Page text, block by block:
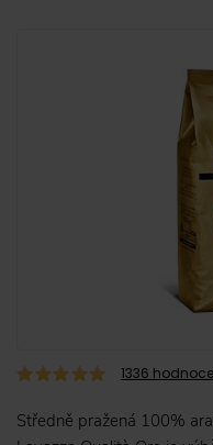
1336
Středně pražená 100%